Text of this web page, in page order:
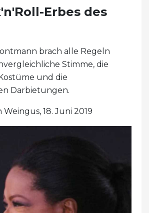
Erbes des
brach alle Regeln
Stimme, die
und die
Darbietungen.
Weingus, 18. Juni 2019